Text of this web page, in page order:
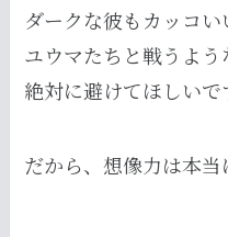
ダークな彼もカッコい
ユウマたちと戦うよう
絶対に避けてほしいで
だから、想像力は本当